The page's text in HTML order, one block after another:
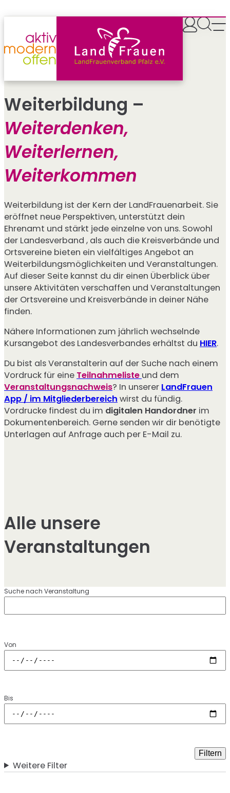
springen
Weiterbildung –
Weiterdenken,
Weiterlernen,
Weiterkommen
Weiterbildung ist der Kern der LandFrauenarbeit. Sie
eröffnet neue Perspektiven, unterstützt dein
Ehrenamt und stärkt jede einzelne von uns. Sowohl
der Landesverband , als auch die Kreisverbände und
Ortsvereine bieten ein vielfältiges Angebot an
Weiterbildungsmöglichkeiten und Veranstaltungen.
Auf dieser Seite kannst du dir einen Überblick über
unsere Aktivitäten verschaffen und Veranstaltungen
der Ortsvereine und Kreisverbände in deiner Nähe
finden.
Nähere Informationen zum jährlich wechselnde
Kursangebot des Landesverbandes erhältst du HIER.
Du bist als Veranstalterin auf der Suche nach einem
Vordruck für eine Teilnahmeliste und dem
Veranstaltungsnachweis? In unserer LandFrauen
App / im Mitgliederbereich wirst du fündig.
Vordrucke findest du im digitalen Handordner im
Dokumentenbereich. Gerne senden wir dir benötigte
Unterlagen auf Anfrage auch per E-Mail zu.
Alle unsere
Veranstaltungen
Suche nach Veranstaltung
Von
Bis
Filtern
Weitere Filter